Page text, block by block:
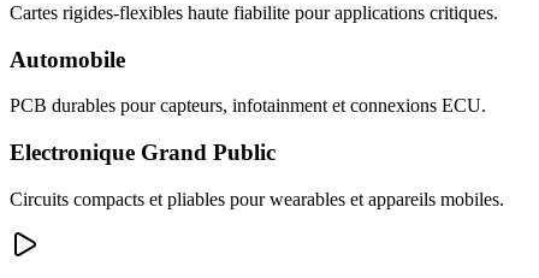
Cartes rigides-flexibles haute fiabilite pour applications critiques.
Automobile
PCB durables pour capteurs, infotainment et connexions ECU.
Electronique Grand Public
Circuits compacts et pliables pour wearables et appareils mobiles.